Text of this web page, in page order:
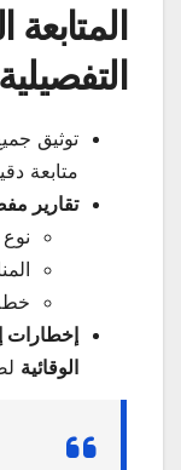
المتابعة
التفصيلية
توثيق
متابعة
تقارير
إخطارات
الوقائية